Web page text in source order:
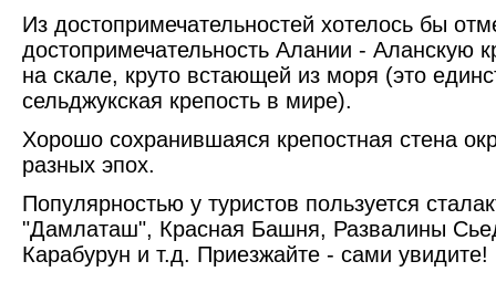
Из достопримечательностей хотелось бы
достопримечательность Алании - Аланскую
на скале, круто встающей из моря (это
сельджукская крепость в мире).
Хорошо сохранившаяся крепостная стена
разных эпох.
Популярностью у туристов пользуется
"Дамлаташ", Красная Башня, Развалины
Карабурун и т.д. Приезжайте - сами увидите!